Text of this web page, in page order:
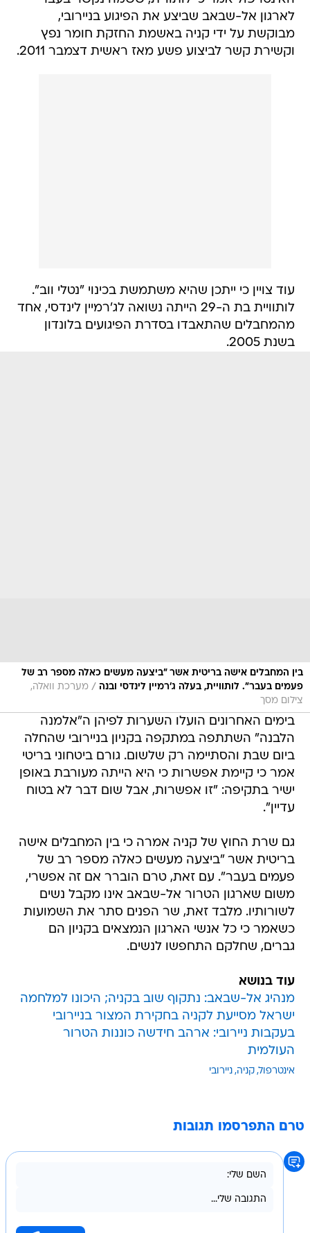
לארגון אל-שבאב שביצע את הפיגוע בניירובי,
מבוקשת על ידי קניה באשמת החזקת חומר נפץ
וקשירת קשר לביצוע פשע מאז ראשית דצמבר 2011.
עוד צויין כי ייתכן שהיא משתמשת בכינוי "נטלי ווב".
לותוויית בת ה-29 הייתה נשואה לג'רמיין לינדסי, אחד
מהמחבלים שהתאבדו בסדרת הפיגועים בלונדון
בשנת 2005.
בין המחבלים אישה בריטית אשר "ביצעה מעשים כאלה מספר רב של
פעמים בעבר". לותוויית, בעלה ג'רמיין לינדסי ובנה / מערכת וואלה,
צילום מסך
בימים האחרונים הועלו השערות לפיהן ה"אלמנה
הלבנה" השתתפה במתקפה בקניון בניירובי שהחלה
ביום שבת והסתיימה רק שלשום. גורם ביטחוני בריטי
אמר כי קיימת אפשרות כי היא הייתה מעורבת באופן
ישיר בתקיפה: "זו אפשרות, אבל שום דבר לא בטוח
עדיין".
גם שרת החוץ של קניה אמרה כי בין המחבלים אישה
בריטית אשר "ביצעה מעשים כאלה מספר רב של
פעמים בעבר". עם זאת, טרם הוברר אם זה אפשרי,
משום שארגון הטרור אל-שבאב אינו מקבל נשים
לשורותיו. מלבד זאת, שר הפנים סתר את השמועות
כשאמר כי כל אנשי הארגון הנמצאים בקניון הם
גברים, שחלקם התחפשו לנשים.
עוד בנושא
מנהיג אל-שבאב: נתקוף שוב בקניה; היכונו למלחמה
ישראל מסייעת לקניה בחקירת המצור בניירובי
בעקבות ניירובי: ארהב חידשה כוננות הטרור
העולמית
אינטרפול קניה ניירובי
טרם התפרסמו תגובות